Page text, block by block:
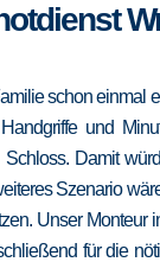
schon
und
Damit
Szenario
Unser
für die